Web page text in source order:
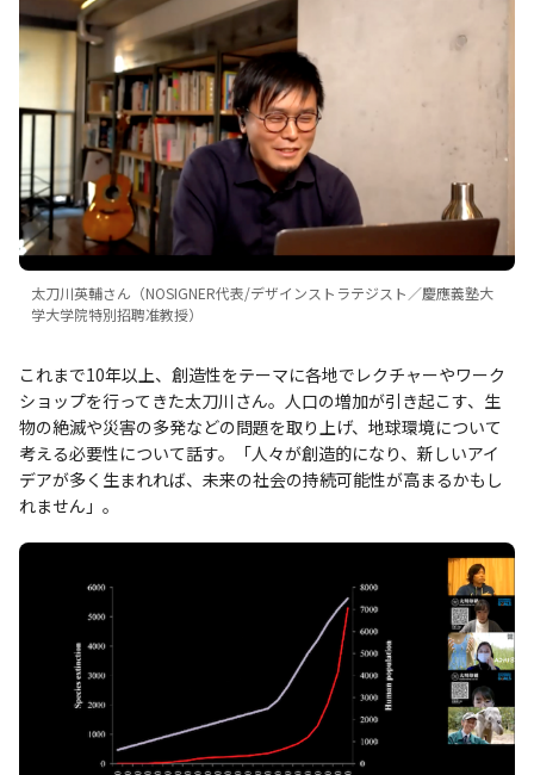
太刀川英輔さん（NOSIGNER代表/デザインストラテジスト／慶應義塾大
学大学院特別招聘准教授）
これまで10年以上、創造性をテーマに各地でレクチャーやワーク
ショップを行ってきた太刀川さん。人口の増加が引き起こす、生
物の絶滅や災害の多発などの問題を取り上げ、地球環境について
考える必要性について話す。「人々が創造的になり、新しいアイ
デアが多く生まれれば、未来の社会の持続可能性が高まるかもし
れません」。